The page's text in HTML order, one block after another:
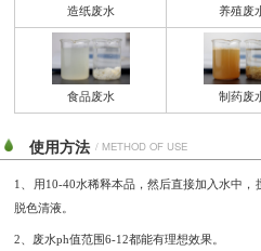
造纸废水 养殖废
食品废水 制药废
使用方法 / METHOD OF USE
1、用10-40水稀释本品，然后直接加入水中，
脱色清液。
2、废水ph值范围6-12都能有理想效果。